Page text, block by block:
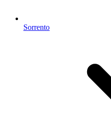
Sorrento